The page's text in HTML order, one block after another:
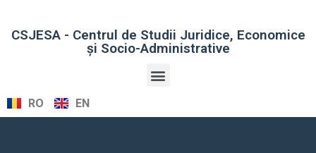
CSJESA - Centrul de Studii Juridice, Economice
şi Socio-Administrative
RO EN